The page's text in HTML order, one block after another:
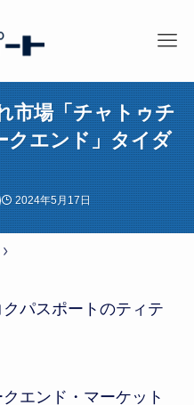
市場「チャトゥチ
クエンド」タイダ
2024年5月17日
パスポートのティテ
エンド・マーケット